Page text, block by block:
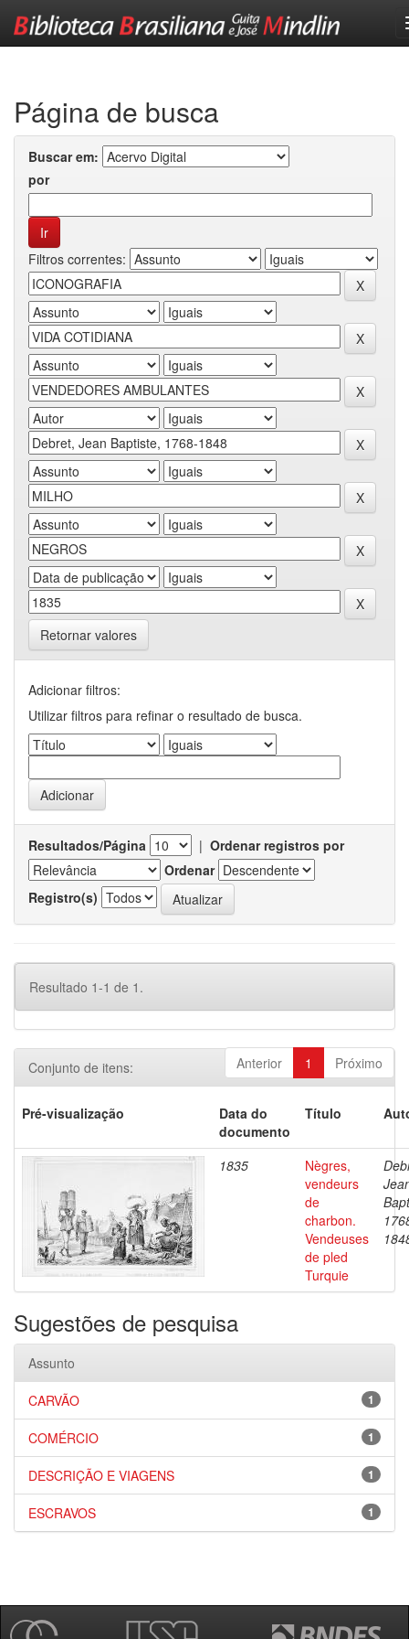
Página de busca
Buscar em:
por
Filtros correntes:
Retornar valores
Adicionar filtros:
Utilizar filtros para refinar o resultado de busca.
Resultados/Página | Ordenar registros por
Ordenar
Registro(s)
Resultado 1-1 de 1.
Anterior 1 Próximo
Conjunto de itens:
Pré-visualização
Data do
documento
Título
1835
Nègres,
vendeurs
de
charbon.
Vendeuses
de pled
Turquie
Sugestões de pesquisa
Assunto
1
CARVÃO
1
COMÉRCIO
1
DESCRIÇÃO E VIAGENS
1
ESCRAVOS